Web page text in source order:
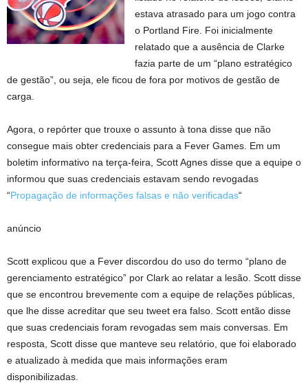
estava atrasado para um jogo contra
o Portland Fire. Foi inicialmente
relatado que a ausência de Clarke
fazia parte de um “plano estratégico
de gestão”, ou seja, ele ficou de fora por motivos de gestão de
carga.
Agora, o repórter que trouxe o assunto à tona disse que não
consegue mais obter credenciais para a Fever Games. Em um
boletim informativo na terça-feira, Scott Agnes disse que a equipe o
informou que suas credenciais estavam sendo revogadas
“Propagação de informações falsas e não verificadas“
anúncio
Scott explicou que a Fever discordou do uso do termo “plano de
gerenciamento estratégico” por Clark ao relatar a lesão. Scott disse
que se encontrou brevemente com a equipe de relações públicas,
que lhe disse acreditar que seu tweet era falso. Scott então disse
que suas credenciais foram revogadas sem mais conversas. Em
resposta, Scott disse que manteve seu relatório, que foi elaborado
e atualizado à medida que mais informações eram
disponibilizadas.